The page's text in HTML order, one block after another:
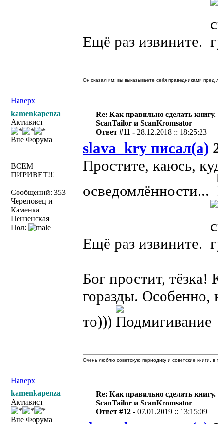
Ещё раз извините.
Наверх
Он сказал им: вы выказываете себя праведниками
kamenkapenza
Активист
Вне Форума
ВСЕМ
ПИРИВЕТ!!!
Сообщений: 353
Череповец и
Каменка
Пензенская
Пол:
Re: Как правильно сделать
ScanTailor и ScanKromsator
Ответ #11 - 28.12.2018 :: 18:25:23
slava_kry писал(а)
Простите, каюсь,
осведомлённости...
Ещё раз извините.
Бог простит, тёзка!
горазды. Особенно,
то)))
Наверх
Очень люблю советскую периодику и советские книги,
kamenkapenza
Активист
Вне Форума
Re: Как правильно сделать
ScanTailor и ScanKromsator
Ответ #12 -07.01.2019 :: 13:15:09